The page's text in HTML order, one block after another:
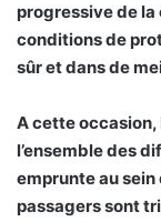
progressive de
conditions de
sûr et dans de
A cette
l’ensemble des
emprunte au sein
passagers sont